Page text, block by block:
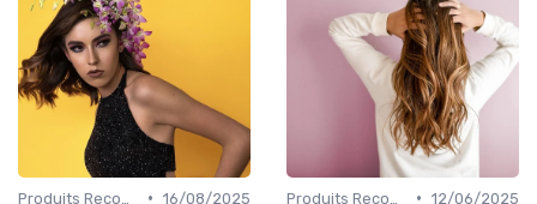
• 16/08/2025 • 12/06/2025